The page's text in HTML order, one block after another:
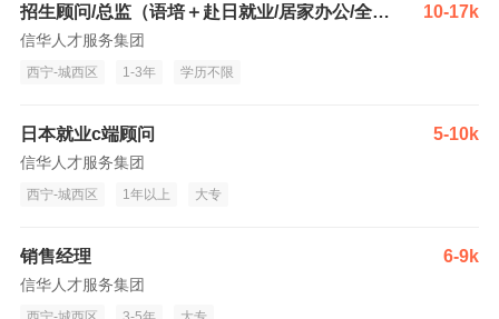
招生顾问/总监（语培＋赴日就业/居家办公/全国招） 10-17k
信华人才服务集团
西宁-城西区 1-3年 学历不限
日本就业c端顾问 5-10k
信华人才服务集团
西宁-城西区 1年以上 大专
销售经理 6-9k
信华人才服务集团